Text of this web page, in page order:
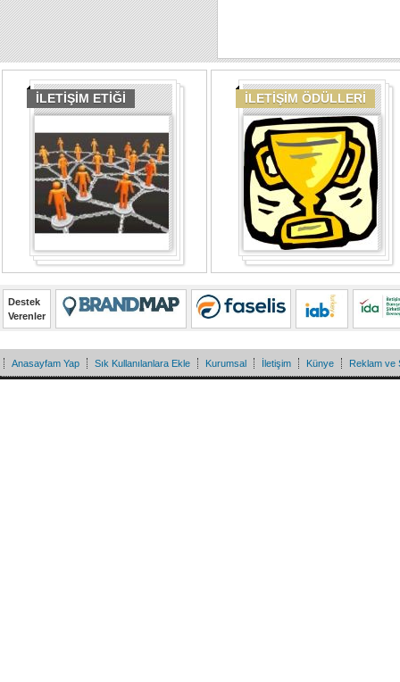
İLETİŞİM ETİĞİ İLETİŞİM ÖDÜLLERİ
Destek
Verenler
Anasayfam Yap Sık Kullanılanlara Ekle Kurumsal İletişim Künye Reklam ve